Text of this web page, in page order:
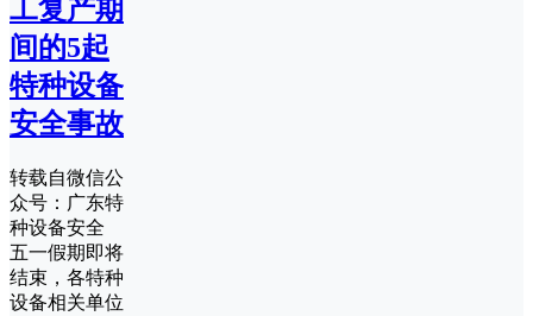
工复产期
间的5起
特种设备
安全事故
转载自微信公
众号：广东特
种设备安全
五一假期即将
结束，各特种
设备相关单位